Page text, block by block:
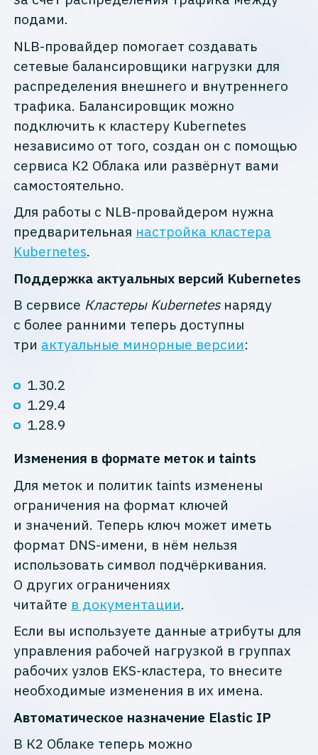
подами.
NLB-провайдер помогает создавать
сетевые балансировщики нагрузки для
распределения внешнего и внутреннего
трафика. Балансировщик можно
подключить к кластеру Kubernetes
независимо от того, создан он с помощью
сервиса К2 Облака или развёрнут вами
самостоятельно.
Для работы с NLB-провайдером нужна
предварительная настройка кластера
Kubernetes.
Поддержка актуальных версий Kubernetes
В сервисе Кластеры Kubernetesнаряду
с более ранними теперь доступны
три актуальные минорные версии:
1.30.2
1.29.4
1.28.9
Изменения в формате меток и taints
Для меток и политик taints изменены
ограничения на формат ключей
и значений. Теперь ключ может иметь
формат DNS-имени, в нём нельзя
использовать символ подчёркивания.
О других ограничениях
читайте в документации.
Если вы используете данные атрибуты для
управления рабочей нагрузкой в группах
рабочих узлов EKS-кластера, то внесите
необходимые изменения в их имена.
Автоматическое назначение Elastic IP
В К2 Облаке теперь можно